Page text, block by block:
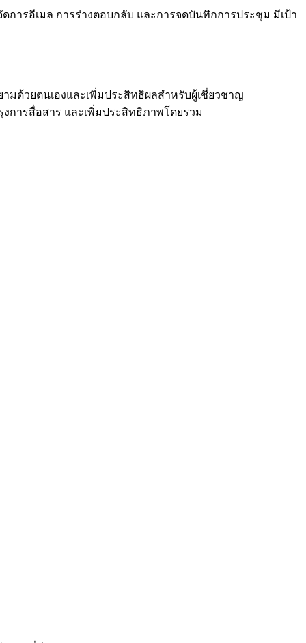
ารอีเมล การร่างตอบกลับ และการจดบันทึกการประชุม มีเป้า
มด้วยตนเองและเพิ่มประสิทธิผลสำหรับผู้เชี่ยวชาญ
การสื่อสาร และเพิ่มประสิทธิภาพโดยรวม